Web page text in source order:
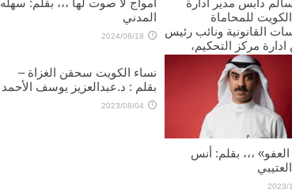
دابس مدير ادارة
للمحاماة
القانونية ونائب رئيس
مركز التحكيم،
تفعيل قانون الوساطة في
ضرورة لتعزيز العدالة
العمل القانوني في
2025/
أمواج لا صوت لها ،،، بقلم: سهله
المدني
2024/08/18
،،، بقلم: أنس
2023/
نساء الكويت سحقن الغزاة –
بقلم : د.عبدالعزيز يوسف الأحمد
2023/08/04